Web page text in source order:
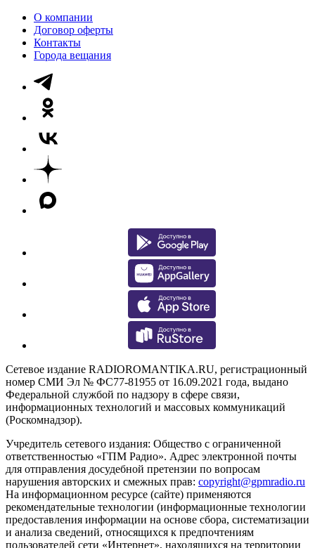
О компании
Договор оферты
Контакты
Города вещания
Сетевое издание RADIOROMANTIKA.RU, регистрационный
номер СМИ Эл № ФС77-81955 от 16.09.2021 года, выдано
Федеральной службой по надзору в сфере связи,
информационных технологий и массовых коммуникаций
(Роскомнадзор).
Учредитель сетевого издания: Общество с ограниченной
ответственностью «ГПМ Радио». Адрес электронной почты
для отправления досудебной претензии по вопросам
нарушения авторских и смежных прав: copyright@gpmradio.ru
На информационном ресурсе (сайте) применяются
рекомендательные технологии (информационные технологии
предоставления информации на основе сбора, систематизации
и анализа сведений, относящихся к предпочтениям
пользователей сети «Интернет», находящихся на территории